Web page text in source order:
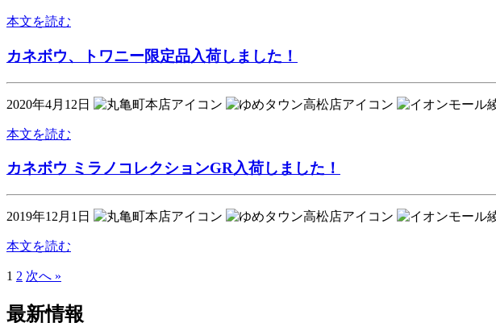
本文を読む
カネボウ、トワニー限定品入荷しました！
2020年4月12日
本文を読む
カネボウ ミラノコレクションGR入荷しました！
2019年12月1日
本文を読む
1 2 次へ »
最新情報